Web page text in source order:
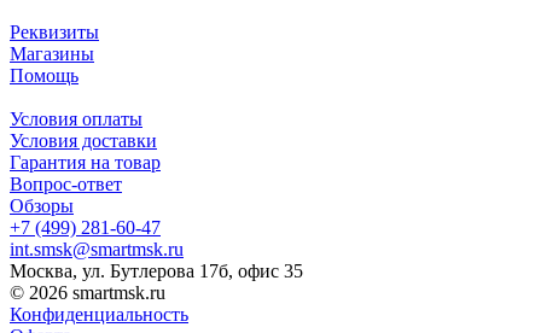
Реквизиты
Магазины
Помощь
Условия оплаты
Условия доставки
Гарантия на товар
Вопрос-ответ
Обзоры
+7 (499) 281-60-47
int.smsk@smartmsk.ru
Москва, ул. Бутлерова 17б, офис 35
© 2026 smartmsk.ru
Конфиденциальность